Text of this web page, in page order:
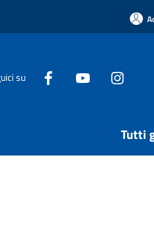
su
Tutti